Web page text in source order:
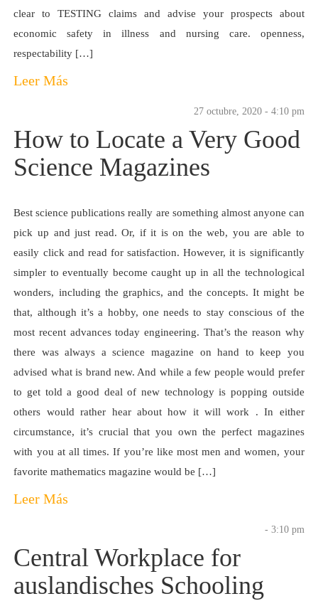
clear to TESTING claims and advise your prospects about
economic safety in illness and nursing care. openness,
respectability […]
Leer Más
27 octubre, 2020 - 4:10 pm
How to Locate a Very Good
Science Magazines
Best science publications really are something almost anyone can
pick up and just read. Or, if it is on the web, you are able to
easily click and read for satisfaction. However, it is significantly
simpler to eventually become caught up in all the technological
wonders, including the graphics, and the concepts. It might be
that, although it’s a hobby, one needs to stay conscious of the
most recent advances today engineering. That’s the reason why
there was always a science magazine on hand to keep you
advised what is brand new. And while a few people would prefer
to get told a good deal of new technology is popping outside
others would rather hear about how it will work . In either
circumstance, it’s crucial that you own the perfect magazines
with you at all times. If you’re like most men and women, your
favorite mathematics magazine would be […]
Leer Más
- 3:10 pm
Central Workplace for
auslandisches Schooling